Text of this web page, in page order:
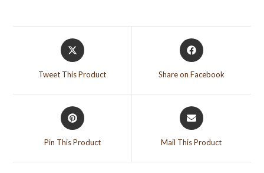
Opens
in
Tweet This Product
Opens
in
Share on Facebook
Opens
in
Pin This Product
Opens
in
Mail This Product